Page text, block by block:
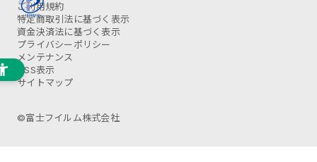
ご利用規約
特定商取引法に基づく表示
資金決済法に基づく表示
プライバシーポリシー
メンテナンス
OSS表示
サイトマップ
©富士フイルム株式会社